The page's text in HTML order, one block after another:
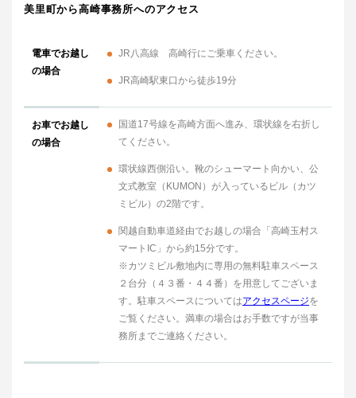
美里町から高崎事務所へのアクセス
電車でお越し
の場合
JR八高線 高崎行にご乗車ください。
JR高崎駅東口から徒歩19分
お車でお越し
の場合
国道17号線を高崎方面へ進み、環状線を右折し
てください。
環状線西側沿い。靴のシューマート向かい、公
文式教室（KUMON）が入っているビル（カツ
ミビル）の2階です。
関越自動車道経由でお越しの場合「高崎玉村ス
マートIC」から約15分です。
※カツミビル敷地内に専用の無料駐車スペース
２台分（４３番・４４番）を用意してございま
す。駐車スペースについてはアクセスページを
ご覧ください。満車の場合はお手数ですが当事
務所までご連絡ください。